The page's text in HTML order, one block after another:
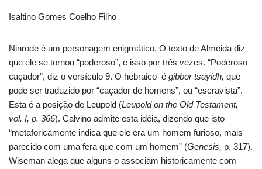
Isaltino Gomes Coelho Filho
Ninrode é um personagem enigmático. O texto de Almeida diz
que ele se tornou “poderoso”, e isso por três vezes. “Poderoso
caçador”, diz o versículo 9. O hebraico é gibbor tsayidh, que
pode ser traduzido por “caçador de homens”, ou “escravista”.
Esta é a posição de Leupold (Leupold on the Old Testament,
vol. I, p. 366). Calvino admite esta idéia, dizendo que isto
“metaforicamente indica que ele era um homem furioso, mais
parecido com uma fera que com um homem” (Genesis, p. 317).
Wiseman alega que alguns o associam historicamente com